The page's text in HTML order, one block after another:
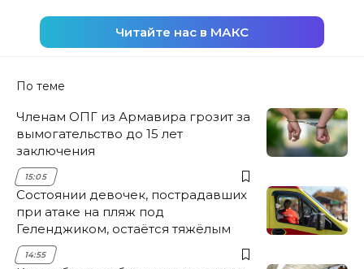
Читайте нас в МАКС
По теме
Членам ОПГ из Армавира грозит за
вымогательство до 15 лет
заключения
15:05
Состоянии девочек, пострадавших
при атаке на пляж под
Геленджиком, остаётся тяжёлым
14:55